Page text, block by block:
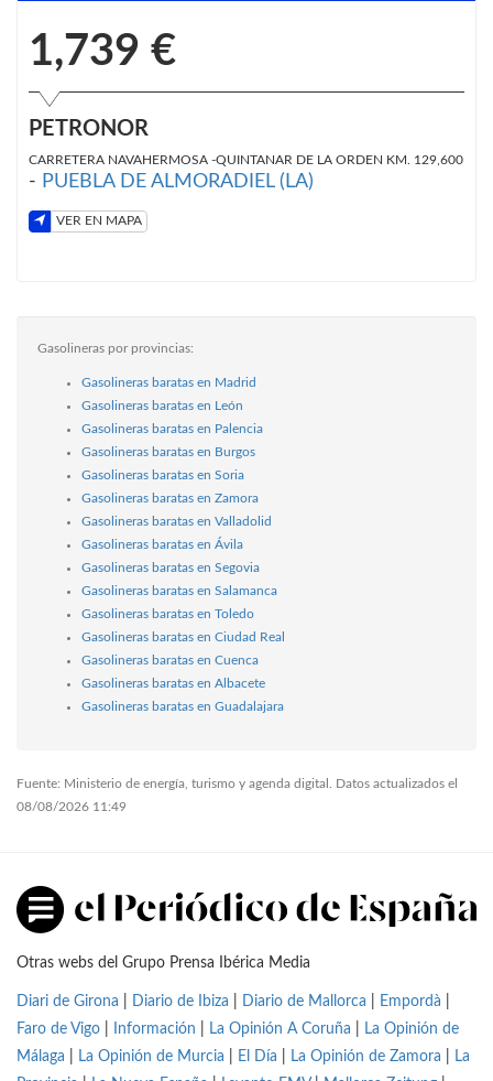
1,739 €
PETRONOR
CARRETERA NAVAHERMOSA -QUINTANAR DE LA ORDEN KM. 129,600
- PUEBLA DE ALMORADIEL (LA)
VER EN MAPA
Gasolineras por provincias:
Gasolineras baratas en Madrid
Gasolineras baratas en León
Gasolineras baratas en Palencia
Gasolineras baratas en Burgos
Gasolineras baratas en Soria
Gasolineras baratas en Zamora
Gasolineras baratas en Valladolid
Gasolineras baratas en Ávila
Gasolineras baratas en Segovia
Gasolineras baratas en Salamanca
Gasolineras baratas en Toledo
Gasolineras baratas en Ciudad Real
Gasolineras baratas en Cuenca
Gasolineras baratas en Albacete
Gasolineras baratas en Guadalajara
Fuente: Ministerio de energía, turismo y agenda digital. Datos actualizados el
08/08/2026 11:49
Otras webs del Grupo Prensa Ibérica Media
Diari de Girona Diario de Ibiza Diario de Mallorca Empordà
Faro de Vigo
Información La Opinión A Coruña
La Opinión de
Málaga
La Opinión de Murcia El Día La Opinión de Zamora
La